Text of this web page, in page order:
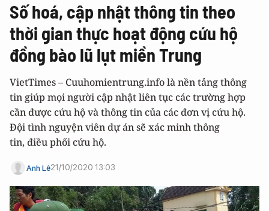
Số hoá, cập nhật thông tin theo
thời gian thực hoạt động cứu hộ
đồng bào lũ lụt miền Trung
VietTimes – Cuuhomientrung.info là nền tảng thông
tin giúp mọi người cập nhật liên tục các trường hợp
cần được cứu hộ và thông tin của các đơn vị cứu hộ.
Đội tình nguyện viên dự án sẽ xác minh thông
tin, điều phối cứu hộ.
Anh Lê21/10/2020 13:03